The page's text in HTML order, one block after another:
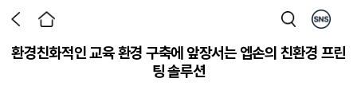
환경친화적인 교육 환경 구축에 앞장서는 엡손의 친환경 프린
팅 솔루션